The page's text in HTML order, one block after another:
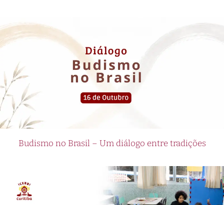
Budismo no Brasil – Um diálogo entre tradições